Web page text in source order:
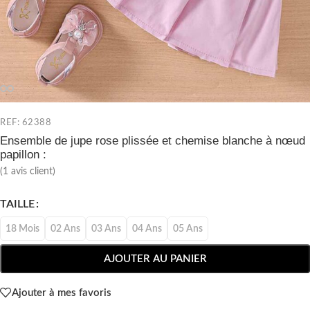
REF: 62388
Ensemble de jupe rose plissée et chemise blanche à nœud
papillon :
(1 avis client)
TAILLE
18 Mois 02 Ans 03 Ans 04 Ans 05 Ans
AJOUTER AU PANIER
Ajouter à mes favoris